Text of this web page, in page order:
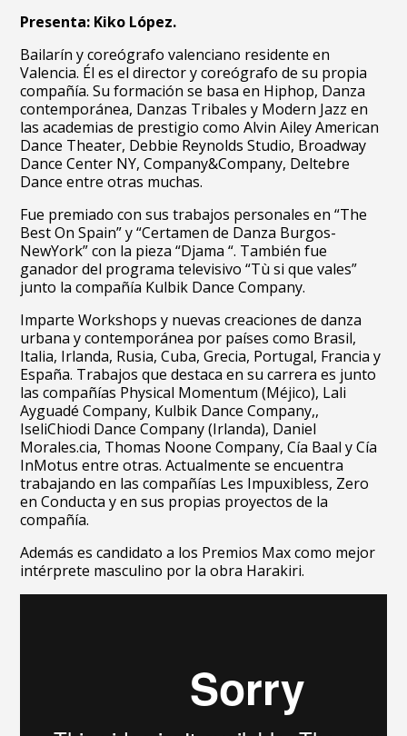
Presenta: Kiko López.
Bailarín y coreógrafo valenciano residente en
Valencia. Él es el director y coreógrafo de su propia
compañía. Su formación se basa en Hiphop, Danza
contemporánea, Danzas Tribales y Modern Jazz en
las academias de prestigio como Alvin Ailey American
Dance Theater, Debbie Reynolds Studio, Broadway
Dance Center NY, Company&Company, Deltebre
Dance entre otras muchas.
Fue premiado con sus trabajos personales en “The
Best On Spain” y “Certamen de Danza Burgos-
NewYork” con la pieza “Djama “. También fue
ganador del programa televisivo “Tù si que vales”
junto la compañía Kulbik Dance Company.
Imparte Workshops y nuevas creaciones de danza
urbana y contemporánea por países como Brasil,
Italia, Irlanda, Rusia, Cuba, Grecia, Portugal, Francia y
España. Trabajos que destaca en su carrera es junto
las compañías Physical Momentum (Méjico), Lali
Ayguadé Company, Kulbik Dance Company,,
IseliChiodi Dance Company (Irlanda), Daniel
Morales.cia, Thomas Noone Company, Cía Baal y Cía
InMotus entre otras. Actualmente se encuentra
trabajando en las compañías Les Impuxibless, Zero
en Conducta y en sus propias proyectos de la
compañía.
Además es candidato a los Premios Max como mejor
intérprete masculino por la obra Harakiri.